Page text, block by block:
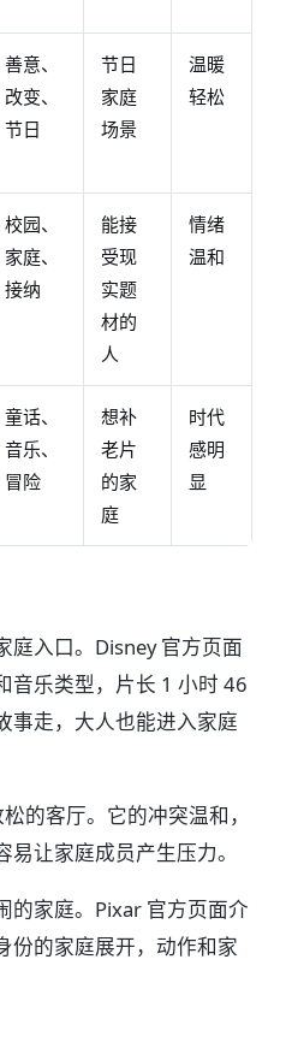
善意、
改变、
节日
节日
家庭
场景
温暖
轻松
校园、
家庭、
接纳
能接
受现
实题
材的
人
情绪
温和
童话、
音乐、
冒险
想补
老片
的家
庭
时代
感明
显
庭入口。Disney 官方页面
音乐类型，片长 1 小时 46
事走，大人也能进入家庭
的客厅。它的冲突温和，
让家庭成员产生压力。
的家庭。Pixar 官方页面介
份的家庭展开，动作和家